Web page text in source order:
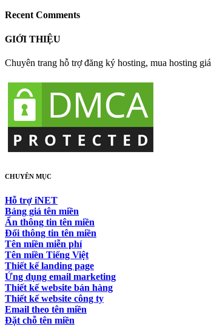
Recent Comments
GIỚI THIỆU
Chuyên trang hỗ trợ đăng ký hosting, mua hosting
CHUYÊN MỤC
Hỗ trợ iNET
Bảng giá tên miền
Ẩn thông tin tên miền
Đổi thông tin tên miền
Tên miền miễn phí
Tên miền Tiếng Việt
Thiết kế landing page
Ứng dụng email marketing
Thiết kế website bán hàng
Thiết kế website công ty
Email theo tên miền
Đặt chỗ tên miền